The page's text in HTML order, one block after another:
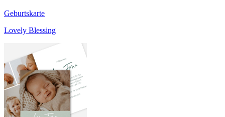
Geburtskarte
Lovely Blessing